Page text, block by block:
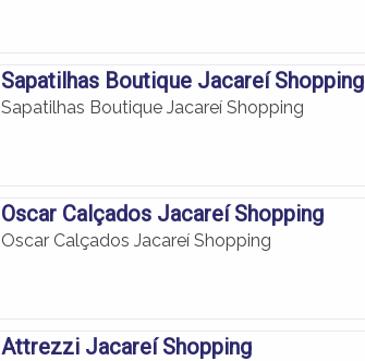
Sapatilhas Boutique Jacareí Shopping
Sapatilhas Boutique Jacareí Shopping
Oscar Calçados Jacareí Shopping
Oscar Calçados Jacareí Shopping
Attrezzi Jacareí Shopping